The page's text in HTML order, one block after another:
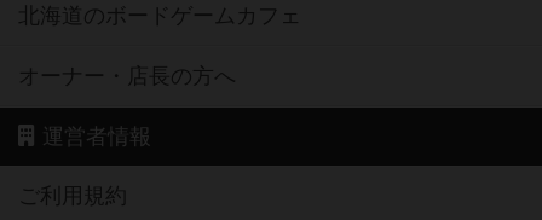
北海道のボードゲームカフェ
オーナー・店長の方へ
運営者情報
ご利用規約